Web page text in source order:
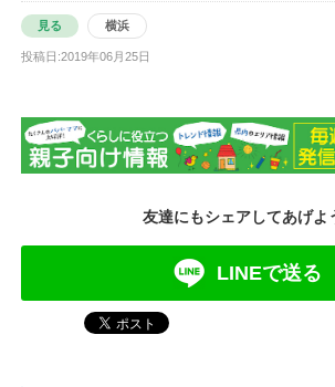
見る 横浜
投稿日:2019年06月25日
友達にもシェアしてあげよ
LINEで送る